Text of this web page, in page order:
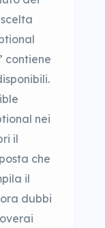
contiene
nei
il
che
il
dubbi